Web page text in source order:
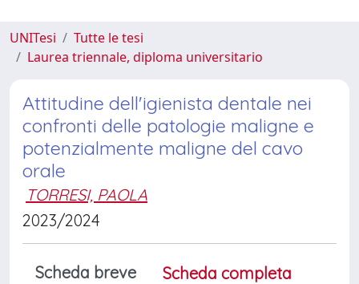
UNITesi
Tutte le tesi
Laurea triennale, diploma universitario
Attitudine dell'igienista dentale nei
confronti delle patologie maligne e
potenzialmente maligne del cavo
orale
TORRESI, PAOLA
2023/2024
Scheda breve
Scheda completa